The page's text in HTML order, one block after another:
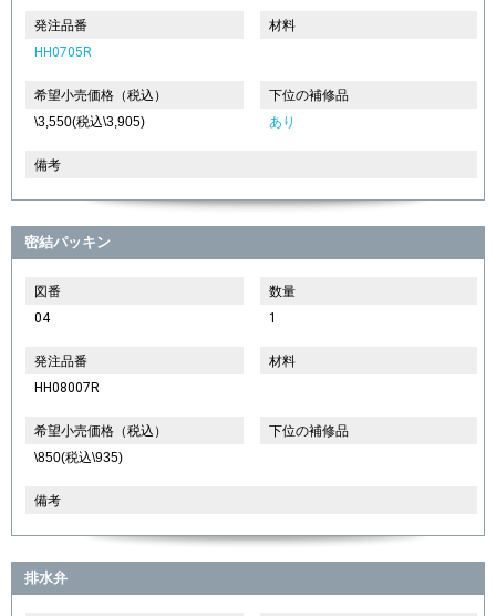
発注品番
HH0705R
材料
希望小売価格（税込）
\3,550(税込\3,905)
下位の補修品
あり
備考
密結パッキン
図番
04
数量
1
発注品番
HH08007R
材料
希望小売価格（税込）
\850(税込\935)
下位の補修品
備考
排水弁